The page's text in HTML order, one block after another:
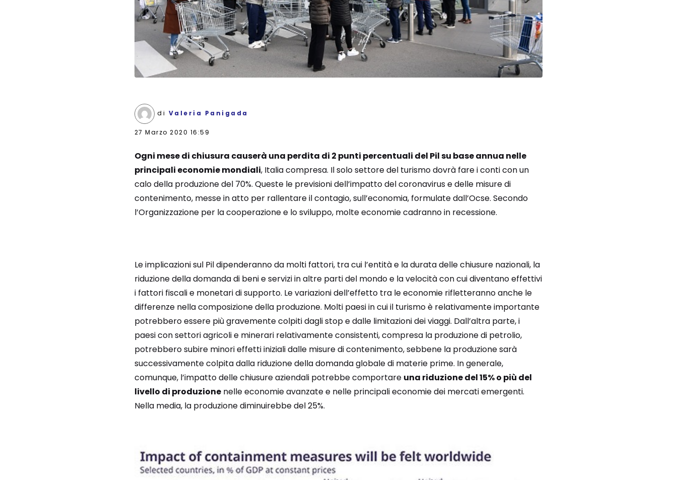
di Valeria Panigada
27 Marzo 2020 16:59
Ogni mese di chiusura causerà una perdita di 2 punti percentuali del Pil su base annua nelle
principali economie mondiali, Italia compresa. Il solo settore del turismo dovrà fare i conti con un
calo della produzione del 70%. Queste le previsioni dell’impatto del coronavirus e delle misure di
contenimento, messe in atto per rallentare il contagio, sull’economia, formulate dall’Ocse. Secondo
l’Organizzazione per la cooperazione e lo sviluppo, molte economie cadranno in recessione.
Le implicazioni sul Pil dipenderanno da molti fattori, tra cui l’entità e la durata delle chiusure nazionali, la
riduzione della domanda di beni e servizi in altre parti del mondo e la velocità con cui diventano effettivi
i fattori fiscali e monetari di supporto. Le variazioni dell’effetto tra le economie rifletteranno anche le
differenze nella composizione della produzione. Molti paesi in cui il turismo è relativamente importante
potrebbero essere più gravemente colpiti dagli stop e dalle limitazioni dei viaggi. Dall’altra parte, i
paesi con settori agricoli e minerari relativamente consistenti, compresa la produzione di petrolio,
potrebbero subire minori effetti iniziali dalle misure di contenimento, sebbene la produzione sarà
successivamente colpita dalla riduzione della domanda globale di materie prime. In generale,
comunque, l’impatto delle chiusure aziendali potrebbe comportare una riduzione del 15% o più del
livello di produzionenelle economie avanzate e nelle principali economie dei mercati emergenti.
Nella media, la produzione diminuirebbe del 25%.